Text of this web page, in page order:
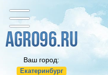
Ваш город:
Екатеринбург